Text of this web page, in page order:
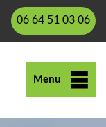
06 64 51 03 06
Menu